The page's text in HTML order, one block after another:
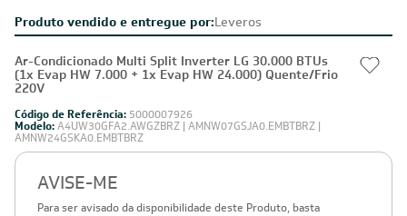
Produto vendido e entregue por:Leveros
Ar-Condicionado Multi Split Inverter LG 30.000 BTUs
(1x Evap HW 7.000 + 1x Evap HW 24.000) Quente/Frio
220V
Código de Referência: 5000007926
Modelo:A4UW30GFA2.AWGZBRZ | AMNW07GSJA0.EMBTBRZ |
AMNW24GSKA0.EMBTBRZ
AVISE-ME
Para ser avisado da disponibilidade deste Produto, basta